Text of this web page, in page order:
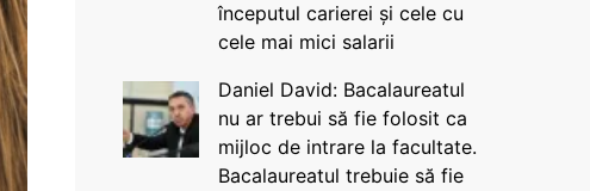
începutul carierei și cele cu
cele mai mici salarii
Daniel David: Bacalaureatul
nu ar trebui să fie folosit ca
mijloc de intrare la facultate.
Bacalaureatul trebuie să fie